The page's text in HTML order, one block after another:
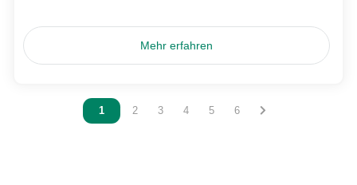
Mehr erfahren
Vous êtes sur la page
1 Vous êtes sur la page
2 Vous êtes sur la page
3 Vous êtes sur la page
4 Vous êtes sur la page
5 Vous êtes sur la page
6